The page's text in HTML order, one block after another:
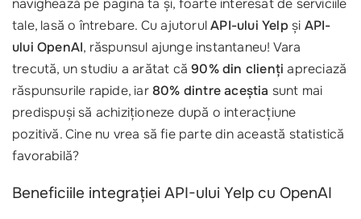
navighează pe pagina ta și, foarte interesat de serviciile
tale, lasă o întrebare. Cu ajutorulAPI-ului Yelp și API-
ului OpenAI, răspunsul ajunge instantaneu! Vara
trecută, un studiu a arătat că90% din clienți apreciază
răspunsurile rapide, iar 80% dintre aceștia sunt mai
predispuși să achiziționeze după o interacțiune
pozitivă. Cine nu vrea să fie parte din această statistică
favorabilă?
Beneficiile integrației API-ului Yelp cu OpenAI